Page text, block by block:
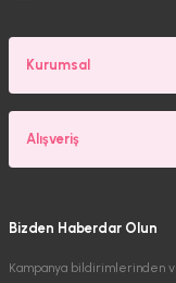
Kurumsal
Alışveriş
Bizden Haberdar Olun
Kampanya bildirimlerinden